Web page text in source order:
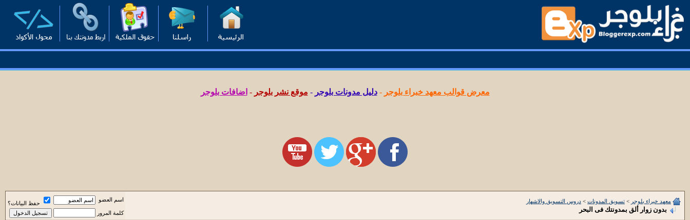
معرض قوالب معهد خبراء بلوجر -دليل مدونات بلوجر - موقع نشر بلوجر - اضافات بلوجر
معهد خبراء بلوجر > تسويق المدونات > دروس التسويق والاشهار
بدون زوار ألق بمدونتك فى البحر
اسم العضو
حفظ البيانات؟
كلمة المرور